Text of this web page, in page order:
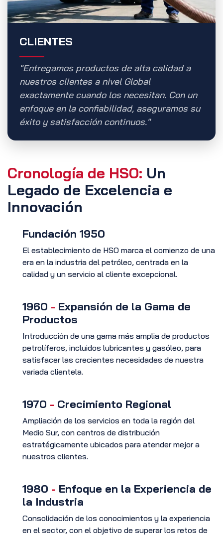
CLIENTES
"Entregamos productos de alta calidad a
nuestros clientes a nivel Global
exactamente cuando los necesitan. Con un
enfoque en la confiabilidad, aseguramos su
éxito y satisfacción continuos."
Cronología de HSO: Un
Legado de Excelencia e
Innovación
Fundación 1950
El establecimiento de HSO marca el comienzo de una
era en la industria del petróleo, centrada en la
calidad y un servicio al cliente excepcional.
1960 - Expansión de la Gama de
Productos
Introducción de una gama más amplia de productos
petrolíferos, incluidos lubricantes y gasóleo, para
satisfacer las crecientes necesidades de nuestra
variada clientela.
1970 - Crecimiento Regional
Ampliación de los servicios en toda la región del
Medio Sur, con centros de distribución
estratégicamente ubicados para atender mejor a
nuestros clientes.
1980 - Enfoque en la Experiencia de
la Industria
Consolidación de los conocimientos y la experiencia
en el sector, con el objetivo de superar los retos de